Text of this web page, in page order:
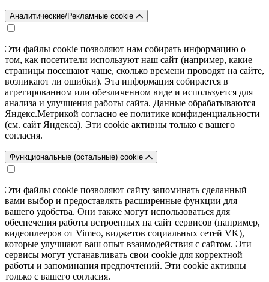
Аналитические/Рекламные cookie
Эти файлы cookie позволяют нам собирать информацию о
том, как посетители используют наш сайт (например, какие
страницы посещают чаще, сколько времени проводят на сайте,
возникают ли ошибки). Эта информация собирается в
агрегированном или обезличенном виде и используется для
анализа и улучшения работы сайта. Данные обрабатываются
Яндекс.Метрикой согласно ее политике конфиденциальности
(см. сайт Яндекса). Эти cookie активны только с вашего
согласия.
Функциональные (остальные) cookie
Эти файлы cookie позволяют сайту запоминать сделанный
вами выбор и предоставлять расширенные функции для
вашего удобства. Они также могут использоваться для
обеспечения работы встроенных на сайт сервисов (например,
видеоплееров от Vimeo, виджетов социальных сетей VK),
которые улучшают ваш опыт взаимодействия с сайтом. Эти
сервисы могут устанавливать свои cookie для корректной
работы и запоминания предпочтений. Эти cookie активны
только с вашего согласия.